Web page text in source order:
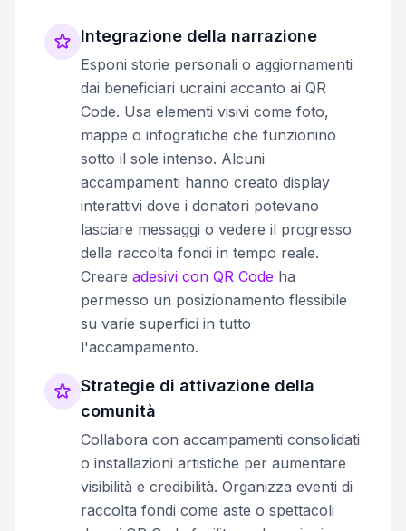
Integrazione della narrazione
Esponi storie personali o aggiornamenti
dai beneficiari ucraini accanto ai QR
Code. Usa elementi visivi come foto,
mappe o infografiche che funzionino
sotto il sole intenso. Alcuni
accampamenti hanno creato display
interattivi dove i donatori potevano
lasciare messaggi o vedere il progresso
della raccolta fondi in tempo reale.
Creare adesivi con QR Code ha
permesso un posizionamento flessibile
su varie superfici in tutto
l'accampamento.
Strategie di attivazione della
comunità
Collabora con accampamenti consolidati
o installazioni artistiche per aumentare
visibilità e credibilità. Organizza eventi di
raccolta fondi come aste o spettacoli